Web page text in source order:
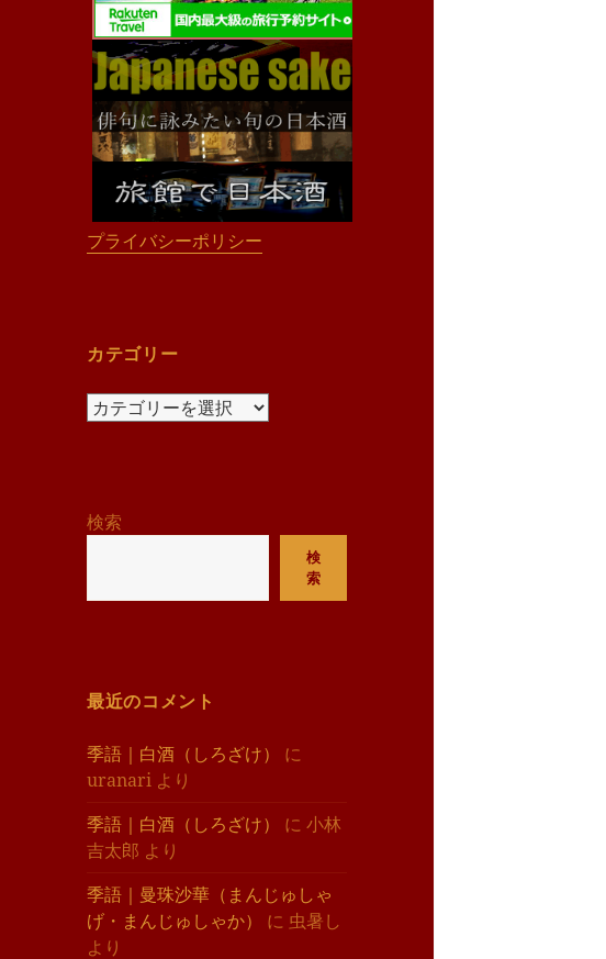
プライバシーポリシー
カテゴリー
カ
ー
検索
検
索
最近のコメント
季語｜白酒（しろざけ）
に
uranari より
季語｜白酒（しろざけ）
に小林
吉太郎 より
季語｜曼珠沙華（まんじゅしゃ
げ・まんじゅしゃか）
に 虫暑し
より